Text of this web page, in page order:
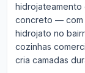
hidrojateamento
concreto — com
hidrojato no
cozinhas
cria camadas